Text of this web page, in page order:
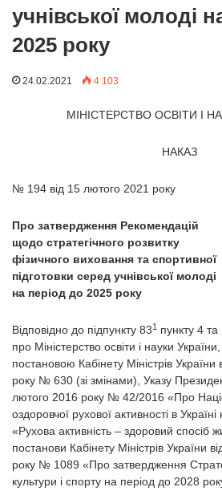
учнівської молоді
2025 року
24.02.2021 4 103
МІНІСТЕРСТВО ОСВІТИ І
НАКАЗ
№ 194 від 15 лютого 2021 року
Про затвердження Рекомендацій
щодо стратегічного розвитку
фізичного виховання та спортивної
підготовки серед учнівської молоді
на період до 2025 року
Відповідно до підпункту 831 пункту 4
про Міністерство освіти і науки
постановою Кабінету Міністрів
року № 630 (зі змінами), Указу
лютого 2016 року № 42/2016 «Про
оздоровчої рухової активності в
«Рухова активність – здоровий спосіб
постанови Кабінету Міністрів України
року № 1089 «Про затвердження
культури і спорту на період до 2028